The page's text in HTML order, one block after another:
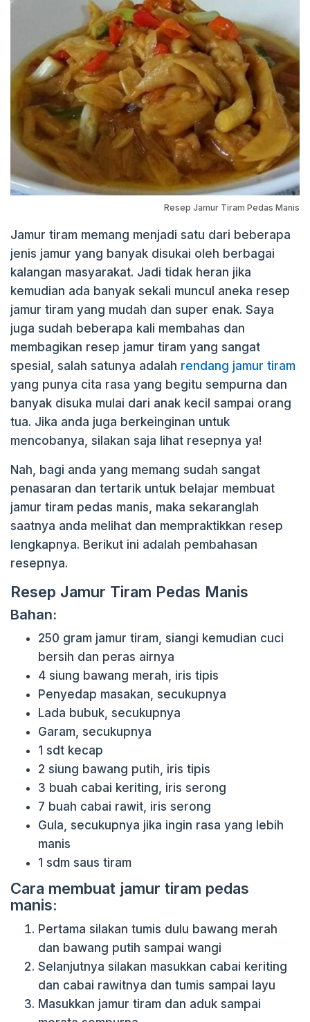
Resep Jamur Tiram Pedas Manis
Jamur tiram memang menjadi satu dari beberapa
jenis jamur yang banyak disukai oleh berbagai
kalangan masyarakat. Jadi tidak heran jika
kemudian ada banyak sekali muncul aneka resep
jamur tiram yang mudah dan super enak. Saya
juga sudah beberapa kali membahas dan
membagikan resep jamur tiram yang sangat
spesial, salah satunya adalah rendang jamur tiram
yang punya cita rasa yang begitu sempurna dan
banyak disuka mulai dari anak kecil sampai orang
tua. Jika anda juga berkeinginan untuk
mencobanya, silakan saja lihat resepnya ya!
Nah, bagi anda yang memang sudah sangat
penasaran dan tertarik untuk belajar membuat
jamur tiram pedas manis, maka sekaranglah
saatnya anda melihat dan mempraktikkan resep
lengkapnya. Berikut ini adalah pembahasan
resepnya.
Resep Jamur Tiram Pedas Manis
Bahan:
250 gram jamur tiram, siangi kemudian cuci
bersih dan peras airnya
4 siung bawang merah, iris tipis
Penyedap masakan, secukupnya
Lada bubuk, secukupnya
Garam, secukupnya
1 sdt kecap
2 siung bawang putih, iris tipis
3 buah cabai keriting, iris serong
7 buah cabai rawit, iris serong
Gula, secukupnya jika ingin rasa yang lebih
manis
1 sdm saus tiram
Cara membuat jamur tiram pedas
manis:
Pertama silakan tumis dulu bawang merah
dan bawang putih sampai wangi
Selanjutnya silakan masukkan cabai keriting
dan cabai rawitnya dan tumis sampai layu
Masukkan jamur tiram dan aduk sampai